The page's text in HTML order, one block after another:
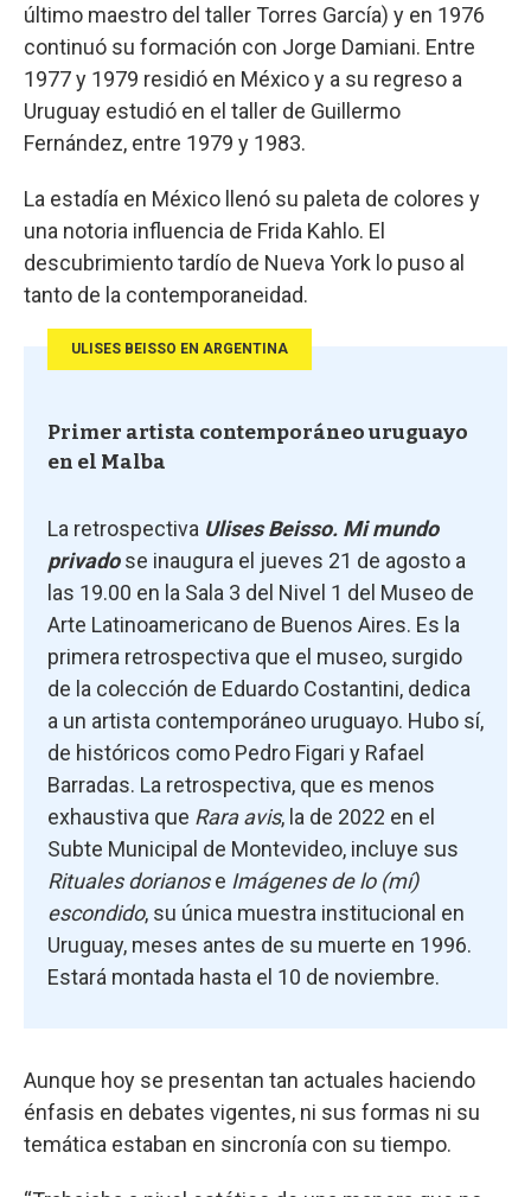
último maestro del taller Torres García) y en 1976
continuó su formación con Jorge Damiani. Entre
1977 y 1979 residió en México y a su regreso a
Uruguay estudió en el taller de Guillermo
Fernández, entre 1979 y 1983.
La estadía en México llenó su paleta de colores y
una notoria influencia de Frida Kahlo. El
descubrimiento tardío de Nueva York lo puso al
tanto de la contemporaneidad.
ULISES BEISSO EN ARGENTINA
Primer artista contemporáneo uruguayo
en el Malba
La retrospectiva Ulises Beisso. Mi mundo
privadose inaugura el jueves 21 de agosto a
las 19.00 en la Sala 3 del Nivel 1 del Museo de
Arte Latinoamericano de Buenos Aires. Es la
primera retrospectiva que el museo, surgido
de la colección de Eduardo Costantini, dedica
a un artista contemporáneo uruguayo. Hubo sí,
de históricos como Pedro Figari y Rafael
Barradas. La retrospectiva, que es menos
exhaustiva que Rara avis, la de 2022 en el
Subte Municipal de Montevideo, incluye sus
Rituales dorianose Imágenes de lo (mí)
escondido, su única muestra institucional en
Uruguay, meses antes de su muerte en 1996.
Estará montada hasta el 10 de noviembre.
Aunque hoy se presentan tan actuales haciendo
énfasis en debates vigentes, ni sus formas ni su
temática estaban en sincronía con su tiempo.